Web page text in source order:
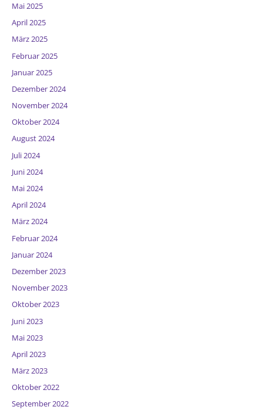
Mai 2025
April 2025
März 2025
Februar 2025
Januar 2025
Dezember 2024
November 2024
Oktober 2024
August 2024
Juli 2024
Juni 2024
Mai 2024
April 2024
März 2024
Februar 2024
Januar 2024
Dezember 2023
November 2023
Oktober 2023
Juni 2023
Mai 2023
April 2023
März 2023
Oktober 2022
September 2022